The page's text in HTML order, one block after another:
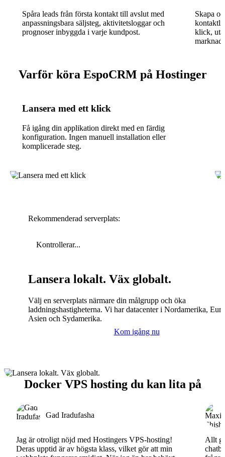
Spåra leads från första kontakt till avslut med
anpassningsbara säljsteg, aktivitetsloggar och
prognoser inbyggda i varje kundpost.
Skapa
klick,
Varför köra EspoCRM på Hostinger
Lansera med ett klick
Få igång din applikation direkt med en färdig
konfiguration. Ingen manuell installation eller
komplicerade steg.
Rekommenderad serverplats:
Kontrollerar...
Lansera lokalt. Väx globalt.
Välj en serverplats närmare din målgrupp och öka
laddningshastigheterna. Vi har datacenter i Nordamerika,
Asien och Sydamerika.
Kom igång nu
Docker VPS hosting du kan lita på
Gad Iradufasha
Jag är otroligt nöjd med Hostingers VPS-hosting!
Deras upptid är av högsta klass, vilket gör att min
Allt